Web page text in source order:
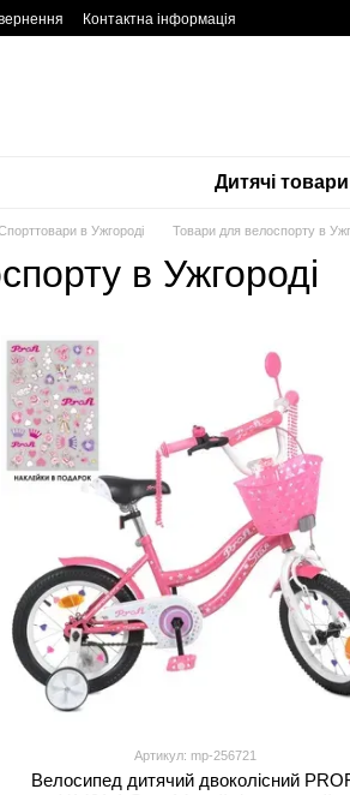
Контактна інформація
Дитячі товари
в Ужгороді Товари для велоспорту в
в Ужгороді
Артикул: mp-256721
Велосипед дитячий двоколісний